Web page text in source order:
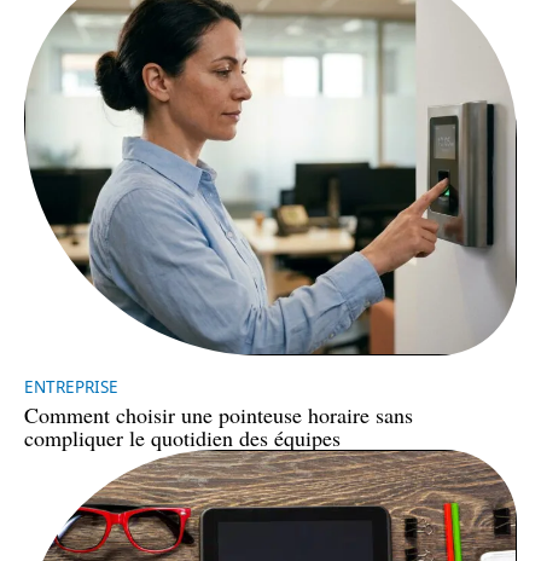
ENTREPRISE
Comment choisir une pointeuse horaire sans
compliquer le quotidien des équipes